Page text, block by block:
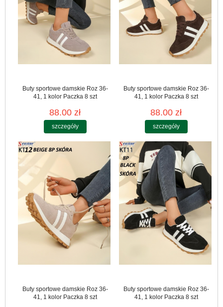
Buty sportowe damskie Roz 36-
41, 1 kolor Paczka 8 szt
88.00 zł
szczegóły
Buty sportowe damskie Roz 36-
41, 1 kolor Paczka 8 szt
88.00 zł
szczegóły
Buty sportowe damskie Roz 36-
41, 1 kolor Paczka 8 szt
Buty sportowe damskie Roz 36-
41, 1 kolor Paczka 8 szt